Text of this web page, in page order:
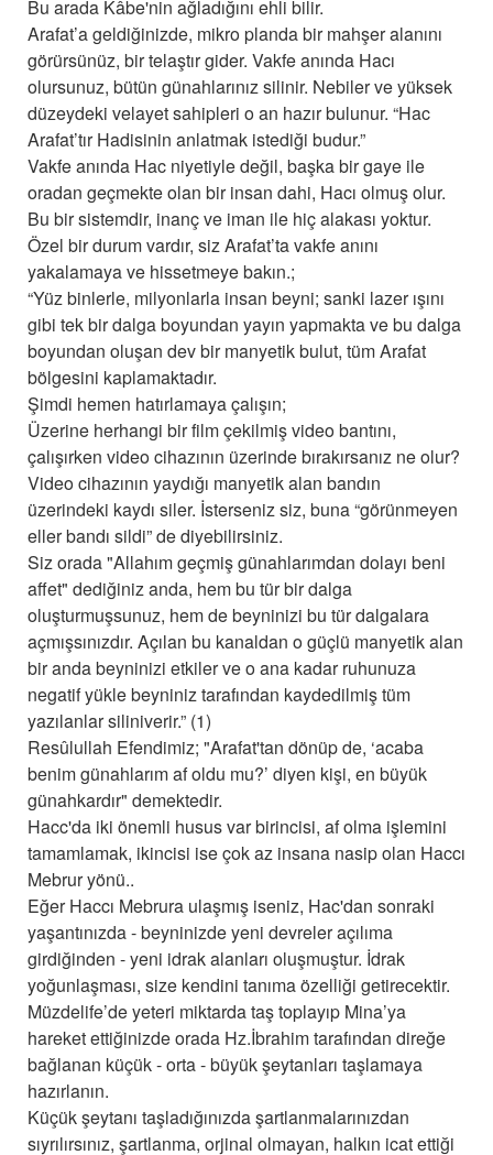
Bu arada Kâbe'nin ağladığını ehli bilir.
Arafat’a geldiğinizde, mikro planda bir mahşer alanını
görürsünüz, bir telaştır gider. Vakfe anında Hacı
olursunuz, bütün günahlarınız silinir. Nebiler ve yüksek
düzeydeki velayet sahipleri o an hazır bulunur. “Hac
Arafat’tır Hadisinin anlatmak istediği budur.”
Vakfe anında Hac niyetiyle değil, başka bir gaye ile
oradan geçmekte olan bir insan dahi, Hacı olmuş olur.
Bu bir sistemdir, inanç ve iman ile hiç alakası yoktur.
Özel bir durum vardır, siz Arafat’ta vakfe anını
yakalamaya ve hissetmeye bakın.;
“Yüz binlerle, milyonlarla insan beyni; sanki lazer ışını
gibi tek bir dalga boyundan yayın yapmakta ve bu dalga
boyundan oluşan dev bir manyetik bulut, tüm Arafat
bölgesini kaplamaktadır.
Şimdi hemen hatırlamaya çalışın;
Üzerine herhangi bir film çekilmiş video bantını,
çalışırken video cihazının üzerinde bırakırsanız ne olur?
Video cihazının yaydığı manyetik alan bandın
üzerindeki kaydı siler. İsterseniz siz, buna “görünmeyen
eller bandı sildi” de diyebilirsiniz.
Siz orada "Allahım geçmiş günahlarımdan dolayı beni
affet" dediğiniz anda, hem bu tür bir dalga
oluşturmuşsunuz, hem de beyninizi bu tür dalgalara
açmışsınızdır. Açılan bu kanaldan o güçlü manyetik alan
bir anda beyninizi etkiler ve o ana kadar ruhunuza
negatif yükle beyniniz tarafından kaydedilmiş tüm
yazılanlar siliniverir.” (1)
Resûlullah Efendimiz; "Arafat'tan dönüp de, ‘acaba
benim günahlarım af oldu mu?’ diyen kişi, en büyük
günahkardır" demektedir.
Hacc'da iki önemli husus var birincisi, af olma işlemini
tamamlamak, ikincisi ise çok az insana nasip olan Haccı
Mebrur yönü..
Eğer Haccı Mebrura ulaşmış iseniz, Hac'dan sonraki
yaşantınızda - beyninizde yeni devreler açılıma
girdiğinden - yeni idrak alanları oluşmuştur. İdrak
yoğunlaşması, size kendini tanıma özelliği getirecektir.
Müzdelife’de yeteri miktarda taş toplayıp Mina’ya
hareket ettiğinizde orada Hz.İbrahim tarafından direğe
bağlanan küçük - orta - büyük şeytanları taşlamaya
hazırlanın.
Küçük şeytanı taşladığınızda şartlanmalarınızdan
sıyrılırsınız, şartlanma, orjinal olmayan, halkın icat ettiği